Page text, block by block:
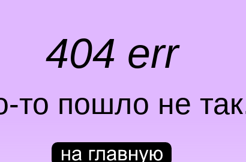
то пошло не
404 err